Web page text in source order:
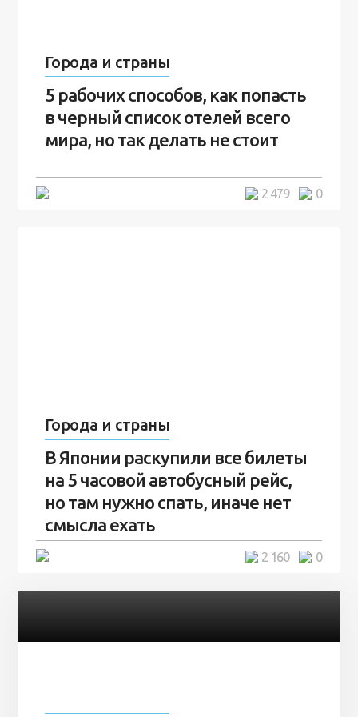
Города и страны
5 рабочих способов, как попасть
в черный список отелей всего
мира, но так делать не стоит
0
2 479
Города и страны
В Японии раскупили все билеты
на 5 часовой автобусный рейс,
но там нужно спать, иначе нет
смысла ехать
0
2 160